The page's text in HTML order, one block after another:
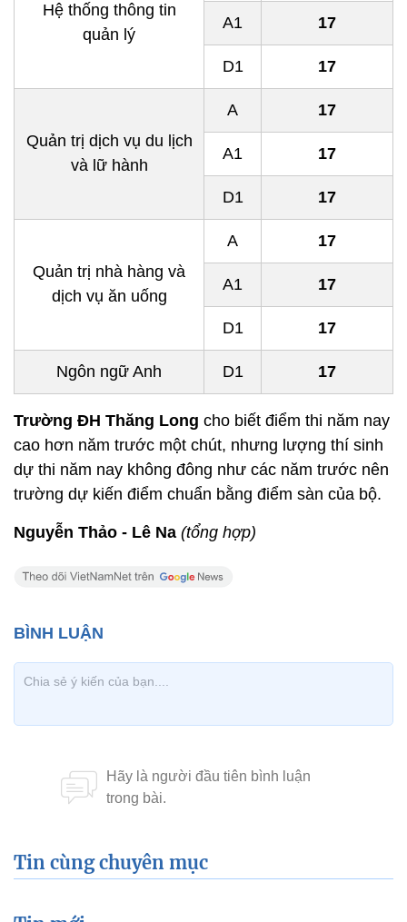
Hệ thống thông tin
quản lý
A1 17
D1 17
Quản trị dịch vụ du lịch
và lữ hành
A 17
A1 17
D1 17
Quản trị nhà hàng và
dịch vụ ăn uống
A 17
A1 17
D1 17
Ngôn ngữ Anh D1 17
Trường ĐH Thăng Long cho biết điểm thi năm nay
cao hơn năm trước một chút, nhưng lượng thí sinh
dự thi năm nay không đông như các năm trước nên
trường dự kiến điểm chuẩn bằng điểm sàn của bộ.
Nguyễn Thảo - Lê Na (tổng hợp)
Tin cùng chuyên mục